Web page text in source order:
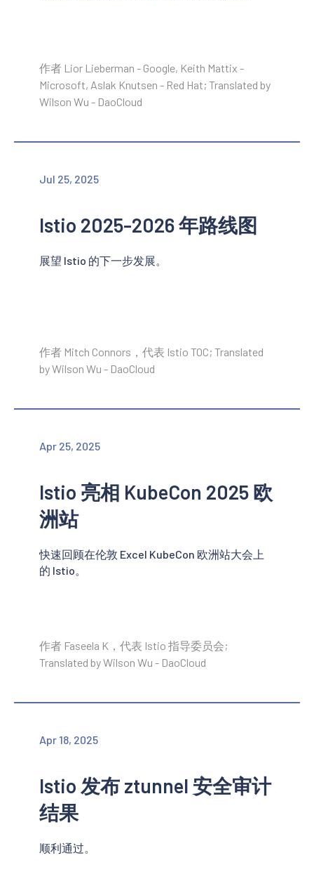
作者 Lior Lieberman - Google, Keith Mattix -
Microsoft, Aslak Knutsen - Red Hat; Translated by
Wilson Wu - DaoCloud
Jul 25, 2025
Istio 2025-2026 年路线图
展望 Istio 的下一步发展。
作者 Mitch Connors，代表 Istio TOC; Translated
by Wilson Wu - DaoCloud
Apr 25, 2025
Istio 亮相 KubeCon 2025 欧
洲站
快速回顾在伦敦 Excel KubeCon 欧洲站大会上
的 Istio。
作者 Faseela K，代表 Istio 指导委员会;
Translated by Wilson Wu - DaoCloud
Apr 18, 2025
Istio 发布 ztunnel 安全审计
结果
顺利通过。